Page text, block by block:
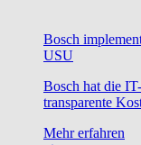
Bosch
USU
Bosch hat die
transparente
Mehr erfahren